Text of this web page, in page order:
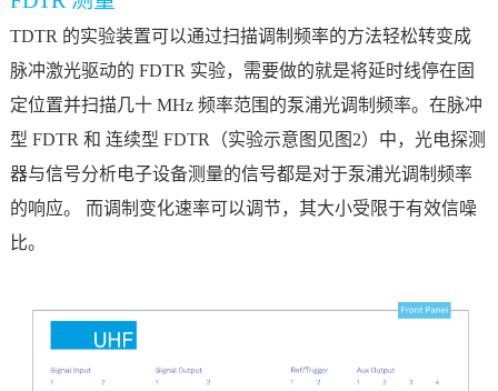
TDTR 的实验装置可以通过扫描调制频率的方法轻松转变成
脉冲激光驱动的 FDTR 实验，需要做的就是将延时线停在固
定位置并扫描几十 MHz 频率范围的泵浦光调制频率。在脉冲
型 FDTR 和 连续型 FDTR（实验示意图见图2）中，光电探测
器与信号分析电子设备测量的信号都是对于泵浦光调制频率
的响应。 而调制变化速率可以调节，其大小受限于有效信噪
比。